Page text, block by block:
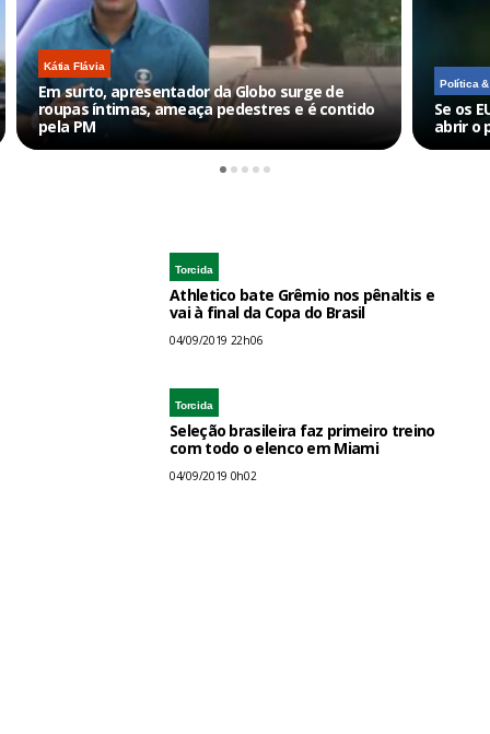
Kátia Flávia
Em surto, apresentador da Globo surge de
roupas íntimas, ameaça pedestres e é contido
pela PM
Política
Se os
abrir o
Torcida
Athletico bate Grêmio nos pênaltis e
vai à final da Copa do Brasil
04/09/2019 22h06
Torcida
Seleção brasileira faz primeiro treino
com todo o elenco em Miami
04/09/2019 0h02